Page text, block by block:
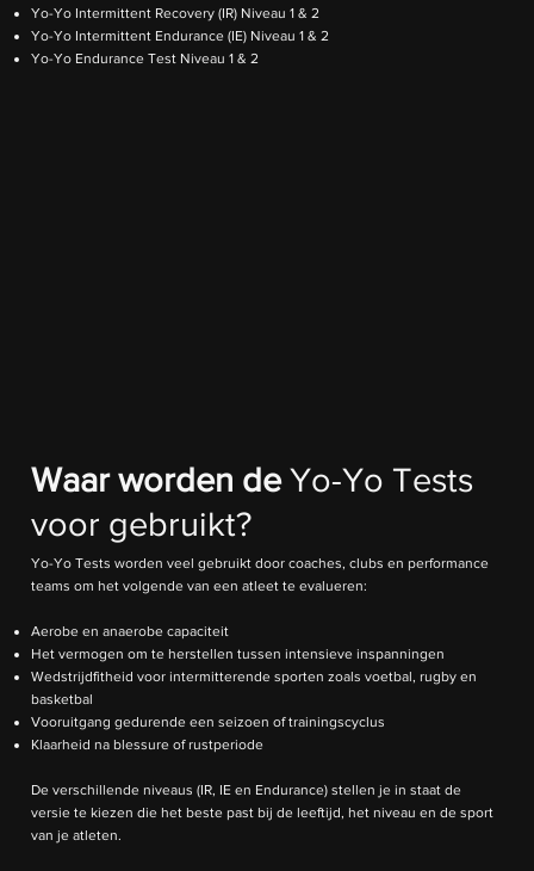
Yo-Yo Intermittent Recovery (IR) Niveau 1 & 2
Yo-Yo Intermittent Endurance (IE) Niveau 1 & 2
Yo-Yo Endurance Test Niveau 1 & 2
Waar worden deYo-Yo Tests
voor gebruikt?
Yo-Yo Tests worden veel gebruikt door coaches, clubs en performance
teams om het volgende van een atleet te evalueren:
Aerobe en anaerobe capaciteit
Het vermogen om te herstellen tussen intensieve inspanningen
Wedstrijdfitheid voor intermitterende sporten zoals voetbal, rugby en
basketbal
Vooruitgang gedurende een seizoen of trainingscyclus
Klaarheid na blessure of rustperiode
De verschillende niveaus (IR, IE en Endurance) stellen je in staat de
versie te kiezen die het beste past bij de leeftijd, het niveau en de sport
van je atleten.